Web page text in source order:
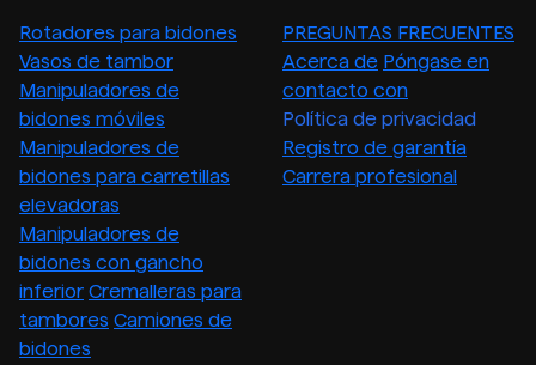
Rotadores para bidones
Vasos de tambor
Manipuladores de
bidones móviles
Manipuladores de
bidones para carretillas
elevadoras
Manipuladores de
bidones con gancho
inferior Cremalleras para
tambores Camiones de
bidones
PREGUNTAS FRECUENTES
Acerca de Póngase en
contacto con
Política de privacidad
Registro de garantía
Carrera profesional